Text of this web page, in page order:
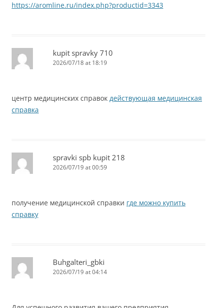
https://aromline.ru/index.php?productid=3343
kupit spravky 710
2026/07/18 at 18:19
центр медицинских справок действующая медицинская
справка
spravki spb kupit 218
2026/07/19 at 00:59
получение медицинской справки где можно купить
справку
Buhgalteri_gbki
2026/07/19 at 04:14